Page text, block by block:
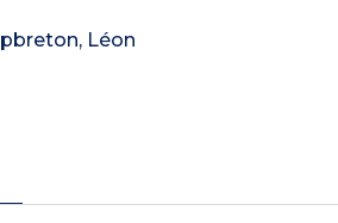
Léon